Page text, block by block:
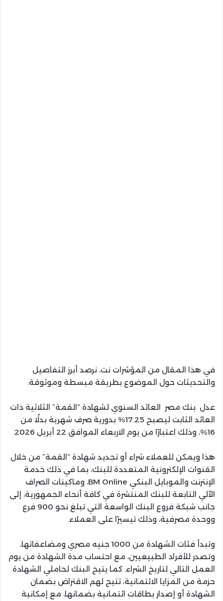
في هذا المقال من المؤشرات نت، نرصد أبرز التفاصيل
والتحديثات حول الموضوع بطريقة مبسطة وموثوقة.
عدل بنك مصر العائد السنوي لشهادة “القمة” الثلاثية ذات
العائد الثابت ليصبح 17.25% بدورية صرف شهرية بدلًا من
16%، وذلك اعتبارًا من يوم الاربعاء الموافق 22 أبريل 2026.
هذا ويمكن للعملاء شراء أو تجديد شهادة “القمة” من خلال
القنوات الإلكترونية المتعددة للبنك، بما في ذلك خدمة
الإنترنت والموبايل البنكي BM Online، وماكينات الصراف
الآلي التابعة للبنك المنتشرة في كافة أنحاء الجمهورية، إلى
جانب شبكة فروع البنك الواسعة التي تبلغ نحو 900 فرع
ووحدة مصرفية، وذلك تيسيرًا على العملاء.
وتبدأ فئات الشهادة من 1000 جنيه مصري ومضاعفاتها،
وتصدر للأفراد الطبيعيين، مع احتساب مدة الشهادة من يوم
العمل التالي لتاريخ الشراء. كما يتيح البنك لحاملي الشهادة
حزمة من المزايا الائتمانية، تتيح لهم الاقتراض بضمان
الشهادة أو إصدار بطاقات ائتمانية بضمانها، مع إمكانية